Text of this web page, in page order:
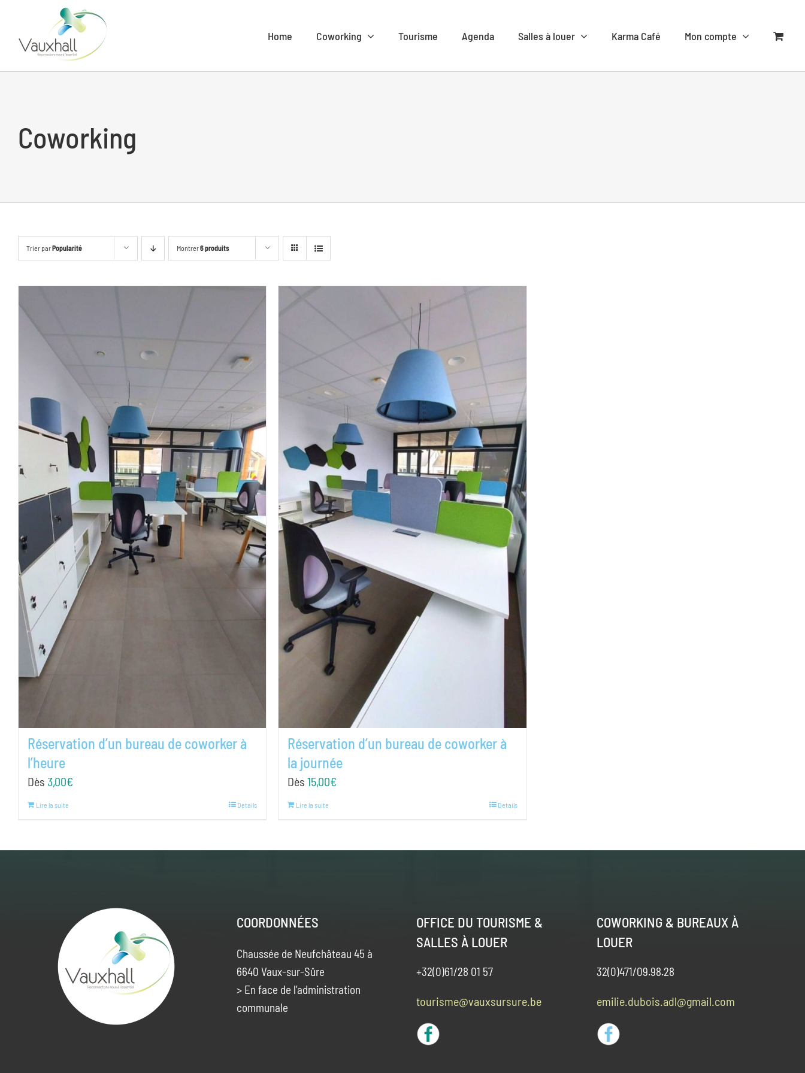
content
Home Coworking Tourisme Agenda Salles à louer Karma Café Mon compte
Coworking
Trier parPopularité Montrer6 produits
Réservation d’un bureau de coworker à
l’heure
Dès 3,00€
Lire la suite Details
Réservation d’un bureau de coworker à
la journée
Dès15,00€
Lire la suite Details
COORDONNÉES
Chaussée de Neufchâteau 45 à
6640 Vaux-sur-Sûre
> En face de l’administration
communale
OFFICE DU TOURISME &
SALLES À LOUER
+32(0)61/28 01 57
tourisme@vauxsursure.be
COWORKING & BUREAUX À
LOUER
32(0)471/09.98.28
emilie.dubois.adl@gmail.com